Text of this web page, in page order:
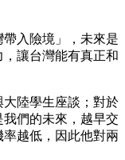
入險境」，未來是
讓台灣能有真正和
陸學生座談；對於
們的未來，越早交
越低，因此他對兩